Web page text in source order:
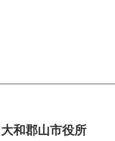
大和郡山市役所